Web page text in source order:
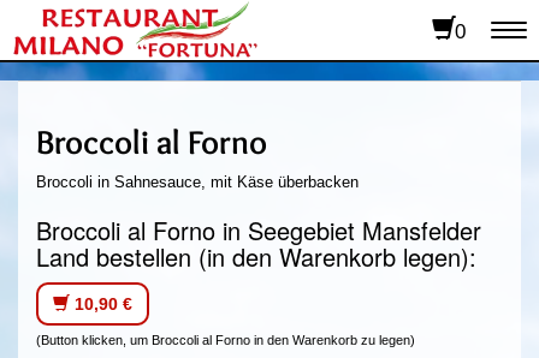
0
Broccoli al Forno
Broccoli in Sahnesauce, mit Käse überbacken
Broccoli al Forno in Seegebiet Mansfelder
Land bestellen (in den Warenkorb legen):
10,90 €
(Button klicken, um Broccoli al Forno in den Warenkorb zu legen)